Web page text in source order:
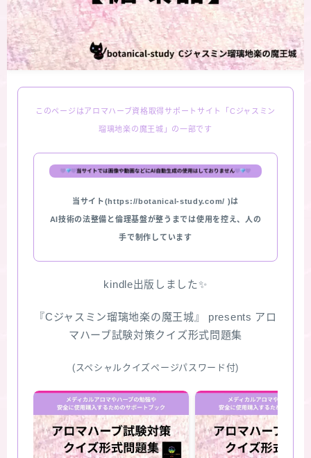
このページはアロマハーブ資格取得サポートサイト「Cジャスミン
瑠璃地楽の魔王城」の一部です
当サイト(https://botanical-study.com/ )は
AI技術の法整備と倫理基盤が整うまでは使用を控え、人の
手で制作しています
kindle出版しました✨
『Cジャスミン瑠璃地楽の魔王城』 presents アロ
マハーブ試験対策クイズ形式問題集
(スペシャルクイズページパスワード付)